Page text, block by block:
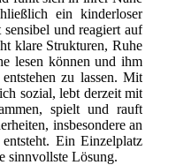
ein kinderloser
und reagiert auf
klare Strukturen, Ruhe
lesen können und ihm
zu lassen. Mit
sozial, lebt derzeit mit
spielt und rauft
insbesondere an
Ein Einzelplatz
sinnvollste Lösung.